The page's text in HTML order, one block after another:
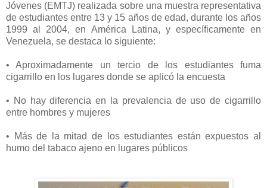
Jóvenes (EMTJ) realizada sobre una muestra representativa
de estudiantes entre 13 y 15 años de edad, durante los años
1999 al 2004, en América Latina, y específicamente en
Venezuela, se destaca lo siguiente:
• Aproximadamente un tercio de los estudiantes fuma
cigarrillo en los lugares donde se aplicó la encuesta
• No hay diferencia en la prevalencia de uso de cigarrillo
entre hombres y mujeres
• Más de la mitad de los estudiantes están expuestos al
humo del tabaco ajeno en lugares públicos